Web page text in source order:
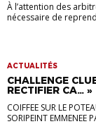
À l’attention des
nécessaire de
ACTUALITÉS
CHALLENGE
RECTIFIER CA… »
COIFFEE SUR LE
SORIPEINT EMMENEE